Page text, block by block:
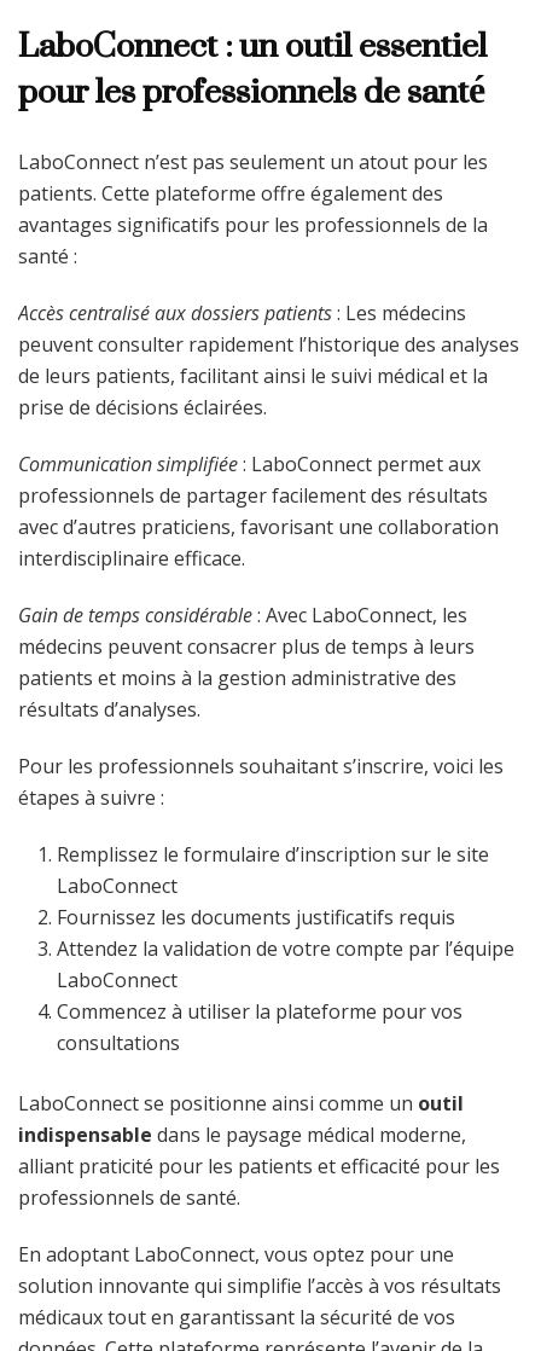
LaboConnect : un outil essentiel
pour les professionnels de santé
LaboConnect n’est pas seulement un atout pour les
patients. Cette plateforme offre également des
avantages significatifs pour les professionnels de la
santé :
Accès centralisé aux dossiers patients: Les médecins
peuvent consulter rapidement l’historique des analyses
de leurs patients, facilitant ainsi le suivi médical et la
prise de décisions éclairées.
Communication simplifiée: LaboConnect permet aux
professionnels de partager facilement des résultats
avec d’autres praticiens, favorisant une collaboration
interdisciplinaire efficace.
Gain de temps considérable: Avec LaboConnect, les
médecins peuvent consacrer plus de temps à leurs
patients et moins à la gestion administrative des
résultats d’analyses.
Pour les professionnels souhaitant s’inscrire, voici les
étapes à suivre :
Remplissez le formulaire d’inscription sur le site
LaboConnect
Fournissez les documents justificatifs requis
Attendez la validation de votre compte par l’équipe
LaboConnect
Commencez à utiliser la plateforme pour vos
consultations
LaboConnect se positionne ainsi comme un outil
indispensable dans le paysage médical moderne,
alliant praticité pour les patients et efficacité pour les
professionnels de santé.
En adoptant LaboConnect, vous optez pour une
solution innovante qui simplifie l’accès à vos résultats
médicaux tout en garantissant la sécurité de vos